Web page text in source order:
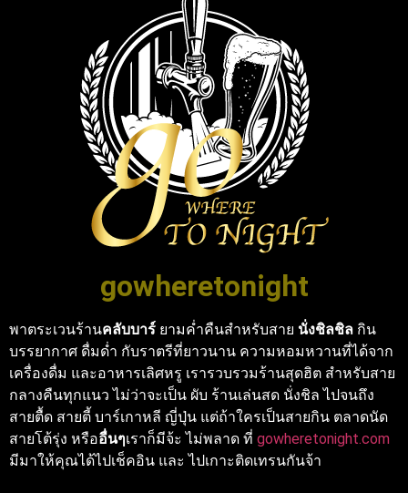
gowheretonight
พาตระเวนร้านคลับบาร์ ยามค่ำคืนสำหรับสาย นั่งชิลชิล กิน
บรรยากาศ ดื่มด่ำ กับราตรีที่ยาวนาน ความหอมหวานที่ได้จาก
เครื่องดื่ม และอาหารเลิศหรู เรารวบรวมร้านสุดฮิต สำหรับสาย
กลางคืนทุกแนว ไม่ว่าจะเป็น ผับ ร้านเล่นสด นั่งชิล ไปจนถึง
สายตื้ด สายตี้ บาร์เกาหลี ญี่ปุ่น แต่ถ้าใครเป็นสายกิน ตลาดนัด
สายโต้รุ่ง หรืออื่นๆเราก็มีจ้ะ ไม่พลาด ที่ gowheretonight.com
มีมาให้คุณได้ไปเช็คอิน และ ไปเกาะติดเทรนกันจ้า